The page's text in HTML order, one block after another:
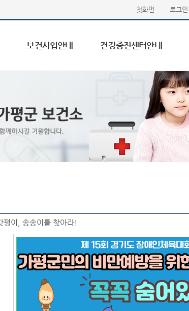
첫화면 로그인
보건사업안내 건강증진센터안내
평이, 송송이를 찾아라!